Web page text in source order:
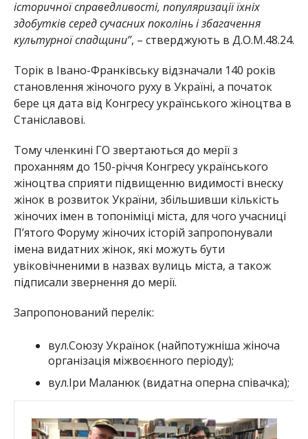
історичної справедливості, популяризації їхніх
здобутків серед сучасних поколінь і збагачення
культурної спадщини”, – стверджують в Д.О.М.48.24.
Торік в Івано-Франківську відзначали 140 років
становлення жіночого руху в Україні, а початок
бере ця дата від Конгресу українського жіноцтва в
Станіславові.
Тому членкині ГО звертаються до мерії з
проханням до 150-річчя Конгресу українського
жіноцтва сприяти підвищенню видимості внеску
жінок в розвиток України, збільшивши кількість
жіночих імен в топоніміці міста, для чого учасниці
П’ятого Форуму жіночих історій запропонували
імена видатних жінок, які можуть бути
увіковічненими в назвах вулиць міста, а також
підписали звернення до мерії.
Запропонований перелік:
вул.Союзу Українок (найпотужніша жіноча
організація міжвоєнного періоду);
вул.Іри Маланюк (видатна оперна співачка);